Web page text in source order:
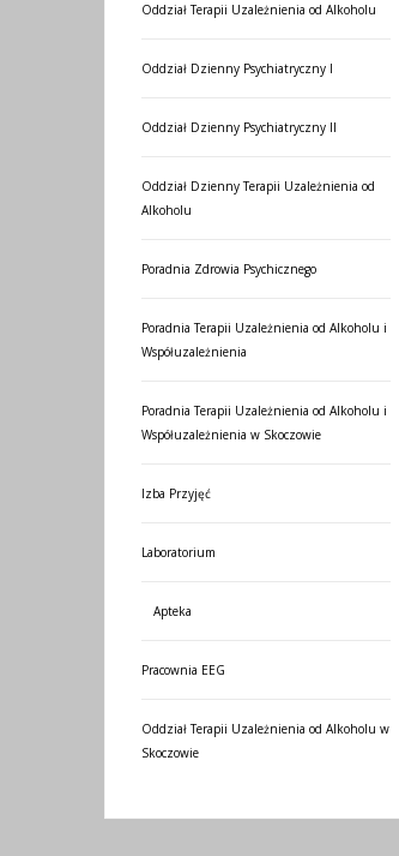
Oddział Terapii Uzależnienia od Alkoholu
Oddział Dzienny Psychiatryczny I
Oddział Dzienny Psychiatryczny II
Oddział Dzienny Terapii Uzależnienia od
Alkoholu
Poradnia Zdrowia Psychicznego
Poradnia Terapii Uzależnienia od Alkoholu i
Współuzależnienia
Poradnia Terapii Uzależnienia od Alkoholu i
Współuzależnienia w Skoczowie
Izba Przyjęć
Laboratorium
Apteka
Pracownia EEG
Oddział Terapii Uzależnienia od Alkoholu w
Skoczowie